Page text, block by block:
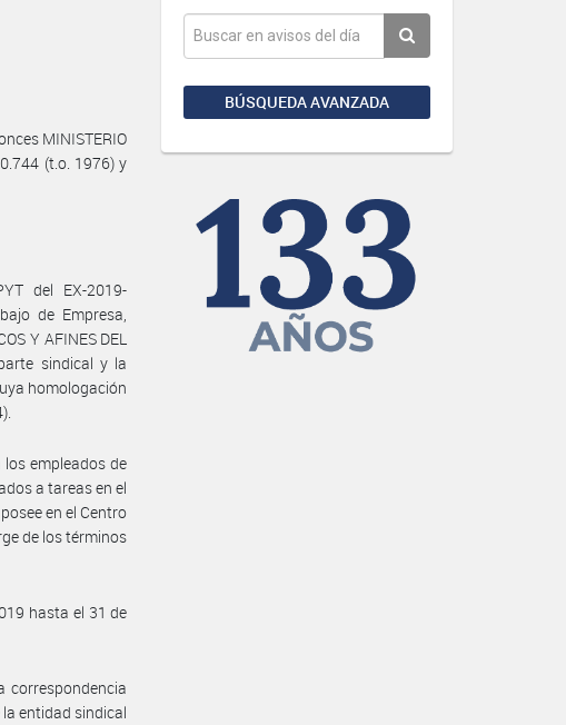
BÚSQUEDA AVANZADA
MINISTERIO
(t.o. 1976) y
del EX-2019-
de Empresa,
Y AFINES DEL
parte sindical y la
homologación
empleados de
a tareas en el
en el Centro
de los términos
hasta el 31 de
correspondencia
entidad sindical